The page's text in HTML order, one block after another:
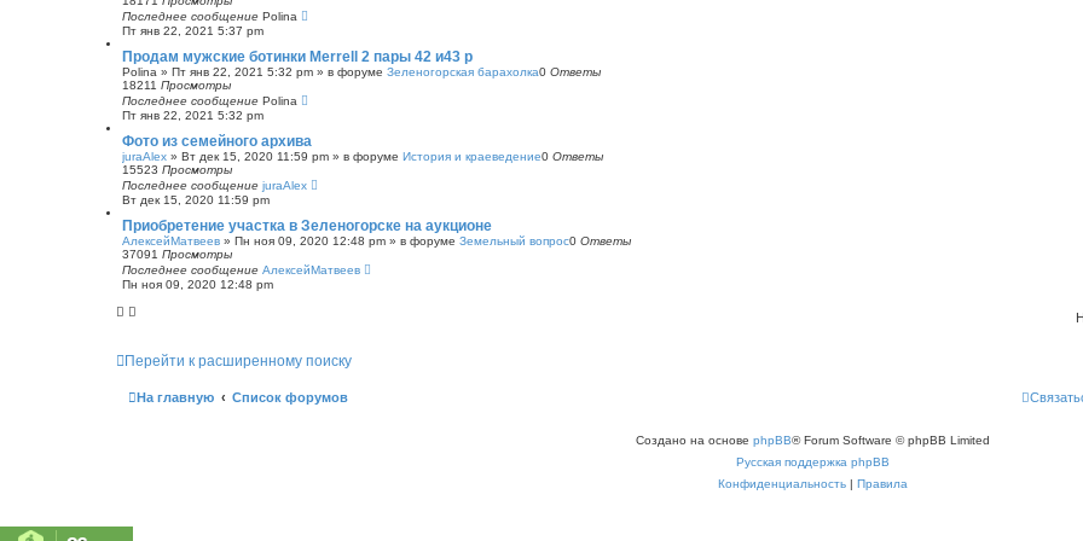
Последнее сообщение Polina
Пт янв 22, 2021 5:37 pm
Продам мужские ботинки Merrell 2 пары 42 и43 р
Polina » Пт янв 22, 2021 5:32 pm » в форуме Зеленогорская барахолка0 Ответы
18211 Просмотры
Последнее сообщение Polina
Пт янв 22, 2021 5:32 pm
Фото из семейного архива
juraAlex » Вт дек 15, 2020 11:59 pm » в форуме История и краеведение0 Ответы
15523 Просмотры
Последнее сообщение juraAlex
Вт дек 15, 2020 11:59 pm
Приобретение участка в Зеленогорске на аукционе
АлексейМатвеев » Пн ноя 09, 2020 12:48 pm » в форуме Земельный вопрос0 Ответы
37091 Просмотры
Последнее сообщение АлексейМатвеев
Пн ноя 09, 2020 12:48 pm
Перейти к расширенному поиску
На главную Список форумов
Создано на основе phpBB® Forum Software © phpBB Limited
Русская поддержка phpBB
Конфиденциальность| Правила